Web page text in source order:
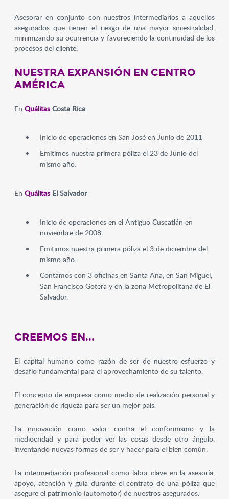
Asesorar en conjunto con nuestros intermediarios a aquellos
asegurados que tienen el riesgo de una mayor siniestralidad,
minimizando su ocurrencia y favoreciendo la continuidad de los
procesos del cliente.
NUESTRA EXPANSIÓN EN CENTRO
AMÉRICA
En QuálitasCosta Rica
Inicio de operaciones en San José en Junio de 2011
Emitimos nuestra primera póliza el 23 de Junio del
mismo año.
En QuálitasEl Salvador
Inicio de operaciones en el Antiguo Cuscatlán en
noviembre de 2008.
Emitimos nuestra primera póliza el 3 de diciembre del
mismo año.
Contamos con 3 oficinas en Santa Ana, en San Miguel,
San Francisco Gotera y en la zona Metropolitana de El
Salvador.
CREEMOS EN...
El capital humano como razón de ser de nuestro esfuerzo y
desafío fundamental para el aprovechamiento de su talento.
El concepto de empresa como medio de realización personal y
generación de riqueza para ser un mejor país.
La innovación como valor contra el conformismo y la
mediocridad y para poder ver las cosas desde otro ángulo,
inventando nuevas formas de ser y hacer para el bien común.
La intermediación profesional como labor clave en la asesoría,
apoyo, atención y guía durante el contrato de una póliza que
asegure el patrimonio (automotor) de nuestros asegurados.